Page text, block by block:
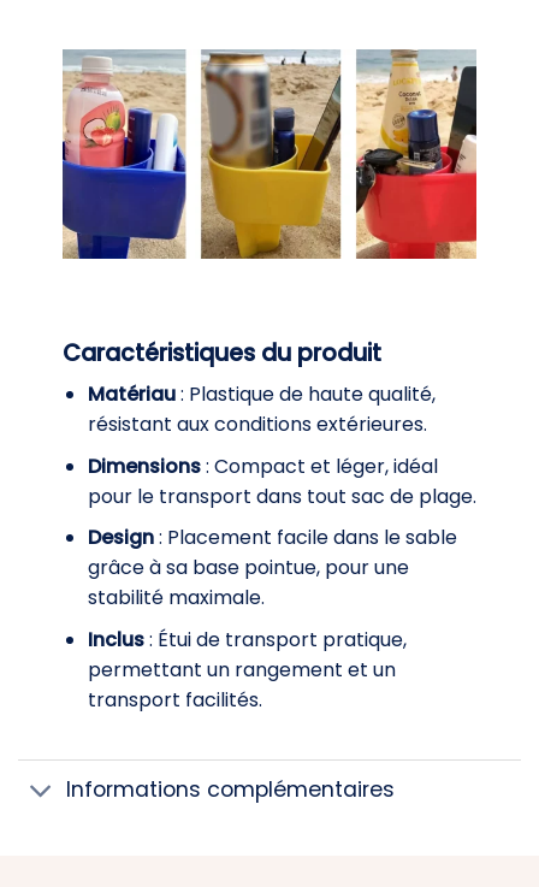
Caractéristiques du produit
Matériau: Plastique de haute qualité,
résistant aux conditions extérieures.
Dimensions: Compact et léger, idéal
pour le transport dans tout sac de plage.
Design: Placement facile dans le sable
grâce à sa base pointue, pour une
stabilité maximale.
Inclus: Étui de transport pratique,
permettant un rangement et un
transport facilités.
Informations complémentaires